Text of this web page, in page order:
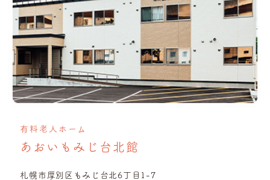
有料老人ホーム
あおいもみじ台北館
札幌市厚別区もみじ台北6丁目1-7